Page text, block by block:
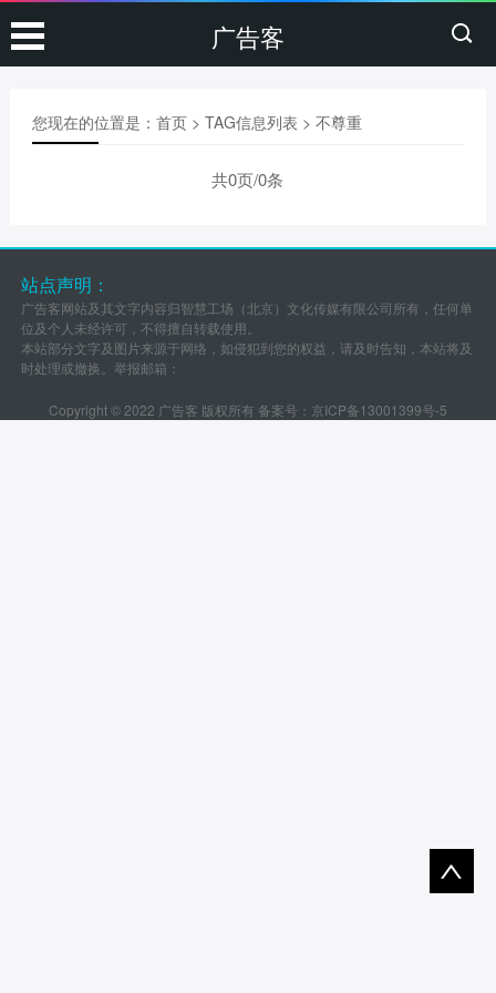
广告客
您现在的位置是： 首页> TAG信息列表 > 不尊重
共0页/0条
站点声明：
广告客网站及其文字内容归智慧工场（北京）文化传媒有限公司所有，任何单
位及个人未经许可，不得擅自转载使用。
本站部分文字及图片来源于网络，如侵犯到您的权益，请及时告知，本站将及
时处理或撤换。举报邮箱：
Copyright © 2022 广告客 版权所有 备案号： 京ICP备13001399号-5